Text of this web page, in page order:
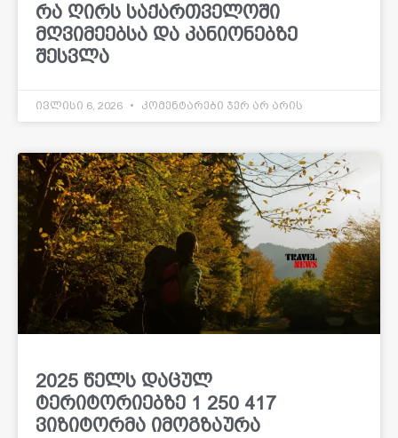
რა ღირს საქართველოში
მღვიმეებსა და კანიონებზე
შესვლა
ივლისი 6, 2026 კომენტარები ჯერ არ არის
2025 წელს დაცულ
ტერიტორიებზე 1 250 417
ვიზიტორმა იმოგზაურა